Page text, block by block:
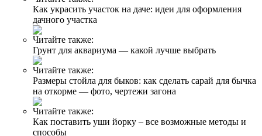
Как украсить участок на даче: идеи для оформления
дачного участка
Читайте также:
Грунт для аквариума — какой лучше выбрать
Читайте также:
Размеры стойла для быков: как сделать сарай для бычка
на откорме — фото, чертежи загона
Читайте также:
Как поставить уши йорку – все возможные методы и
способы